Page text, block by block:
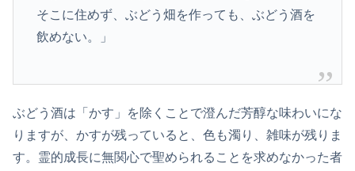
そこに住めず、ぶどう畑を作っても、ぶどう酒を
飲めない。」
ぶどう酒は「かす」を除くことで澄んだ芳醇な味わいにな
りますが、かすが残っていると、色も濁り、雑味が残りま
す。霊的成長に無関心で聖められることを求めなかった者